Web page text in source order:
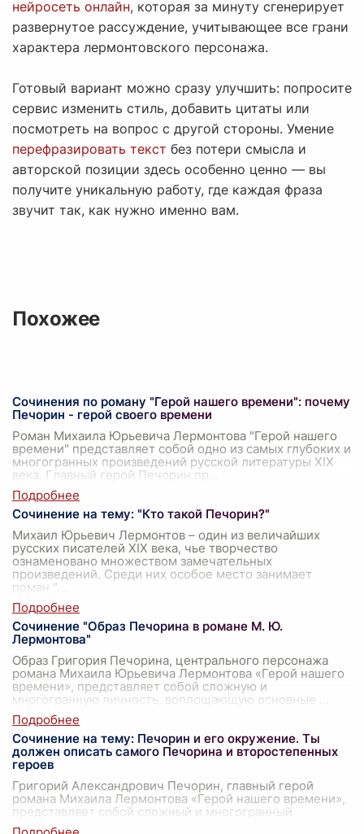
нейросеть онлайн, которая за минуту сгенерирует
развернутое рассуждение, учитывающее все грани
характера лермонтовского персонажа.
Готовый вариант можно сразу улучшить: попросите
сервис изменить стиль, добавить цитаты или
посмотреть на вопрос с другой стороны. Умение
перефразировать текст без потери смысла и
авторской позиции здесь особенно ценно — вы
получите уникальную работу, где каждая фраза
звучит так, как нужно именно вам.
Похожее
Сочинения по роману "Герой нашего времени": почему
Печорин - герой своего времени
Роман Михаила Юрьевича Лермонтова "Герой нашего
времени" представляет собой одно из самых глубоких и
многогранных произведений русской литературы XIX
века. Главный герой Печорин пр
Сочинение на тему: "Кто такой Печорин?"
Михаил Юрьевич Лермонтов – один из величайших
русских писателей XIX века, чье творчество
ознаменовано множеством замечательных
произведений. Среди них особое место занимает
роман "
Сочинение "Образ Печорина в романе М. Ю.
Лермонтова"
Образ Григория Печорина, центрального персонажа
романа Михаила Юрьевича Лермонтова «Герой нашего
времени», представляет собой сложную и
многогранную личность, воплощающую основные
Сочинение на тему: Печорин и его окружение. Ты
должен описать самого Печорина и второстепенных
героев
Григорий Александрович Печорин, главный герой
романа Михаила Лермонтова «Герой нашего времени»,
представляет собой сложный и многогранный
персонаж. Он воплощает в себе черты лишнег